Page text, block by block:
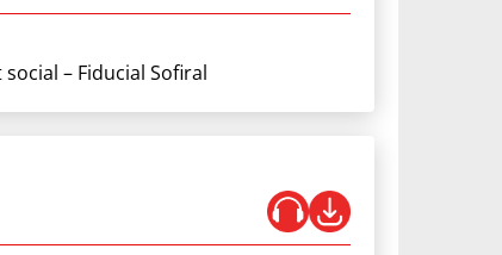
– Fiducial Sofiral